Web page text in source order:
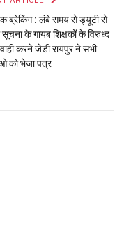
ब्रेकिंग : लंबे समय से ड्यूटी से
सूचना के गायब शिक्षकों के विरुध्द
करने जेडी रायपुर ने सभी
को भेजा पत्र